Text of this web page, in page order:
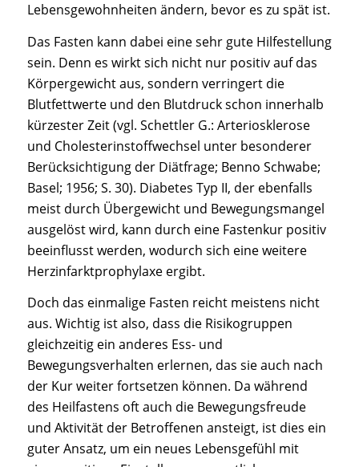
Lebensgewohnheiten ändern, bevor es zu spät ist.
Das Fasten kann dabei eine sehr gute Hilfestellung
sein. Denn es wirkt sich nicht nur positiv auf das
Körpergewicht aus, sondern verringert die
Blutfettwerte und den Blutdruck schon innerhalb
kürzester Zeit (vgl. Schettler G.: Arteriosklerose
und Cholesterinstoffwechsel unter besonderer
Berücksichtigung der Diätfrage; Benno Schwabe;
Basel; 1956; S. 30). Diabetes Typ II, der ebenfalls
meist durch Übergewicht und Bewegungsmangel
ausgelöst wird, kann durch eine Fastenkur positiv
beeinflusst werden, wodurch sich eine weitere
Herzinfarktprophylaxe ergibt.
Doch das einmalige Fasten reicht meistens nicht
aus. Wichtig ist also, dass die Risikogruppen
gleichzeitig ein anderes Ess- und
Bewegungsverhalten erlernen, das sie auch nach
der Kur weiter fortsetzen können. Da während
des Heilfastens oft auch die Bewegungsfreude
und Aktivität der Betroffenen ansteigt, ist dies ein
guter Ansatz, um ein neues Lebensgefühl mit